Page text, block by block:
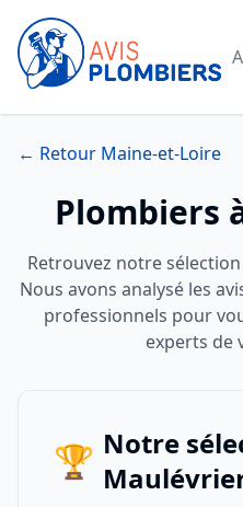
← Retour Maine-et-Loire
Plombiers
Retrouvez notre
Nous avons analysé les
professionnels pour
experts de
🏆 Notre